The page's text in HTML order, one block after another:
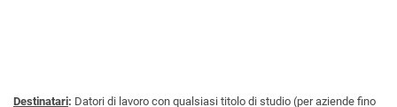
Destinatari: Datori di lavoro con qualsiasi titolo di studio (per aziende fino